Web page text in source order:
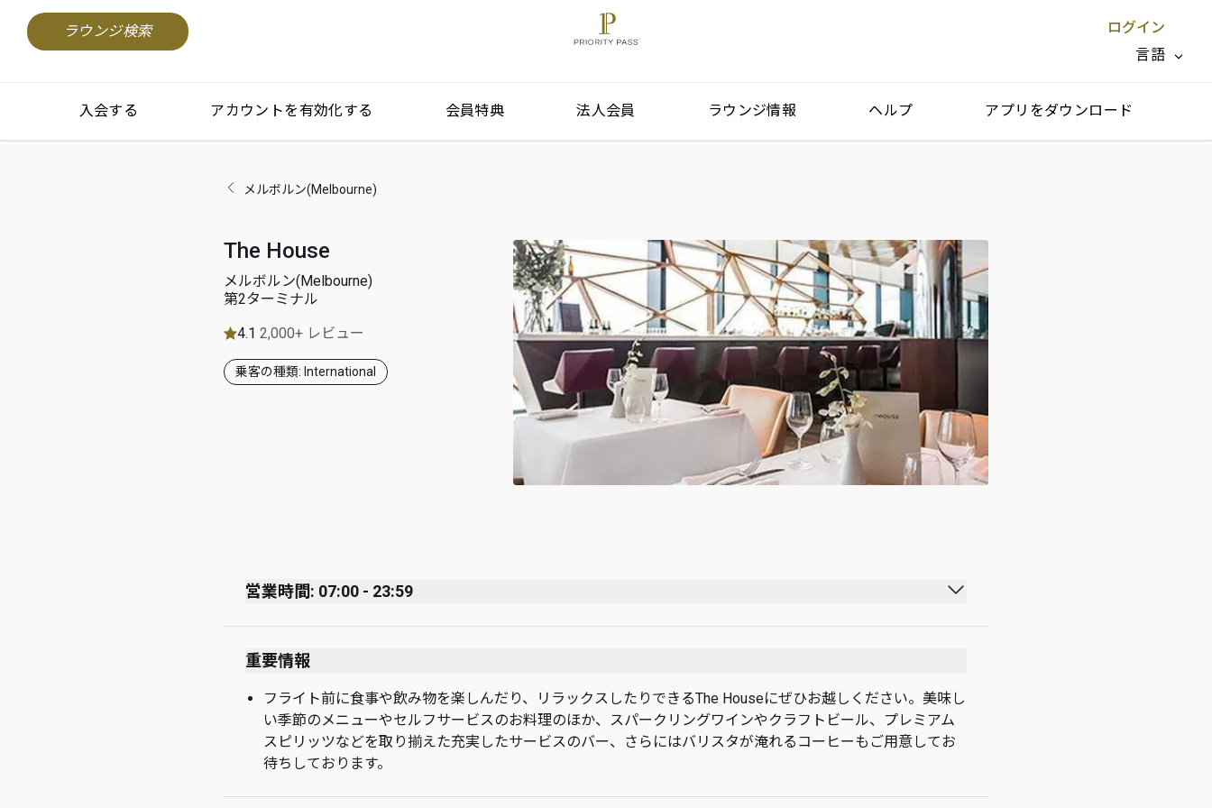
ラウンジ検索
ログイン
言語
閉じる X
入会する アカウントを有効化する 会員特典 法人会員 ラウンジ情報 ヘルプ アプリをダウンロード
メルボルン(Melbourne)
The House
メルボルン(Melbourne)
第2ターミナル
4.1 2,000+ レビュー
乗客の種類: International
営業時間: 07:00 - 23:59
Monday 07:00 - 23:59
Tuesday
Wednesday 07:00 - 23:59
Thursday 07:00 - 23:59
Friday
Saturday 07:00 - 23:59
重要情報
フライト前に食事や飲み物を楽しんだり、リラックスしたりできるThe Houseにぜひお越しください。美味し
い季節のメニューやセルフサービスのお料理のほか、スパークリングワインやクラフトビール、プレミアム
スピリッツなどを取り揃えた充実したサービスのバー、さらにはバリスタが淹れるコーヒーもご用意してお
待ちしております。